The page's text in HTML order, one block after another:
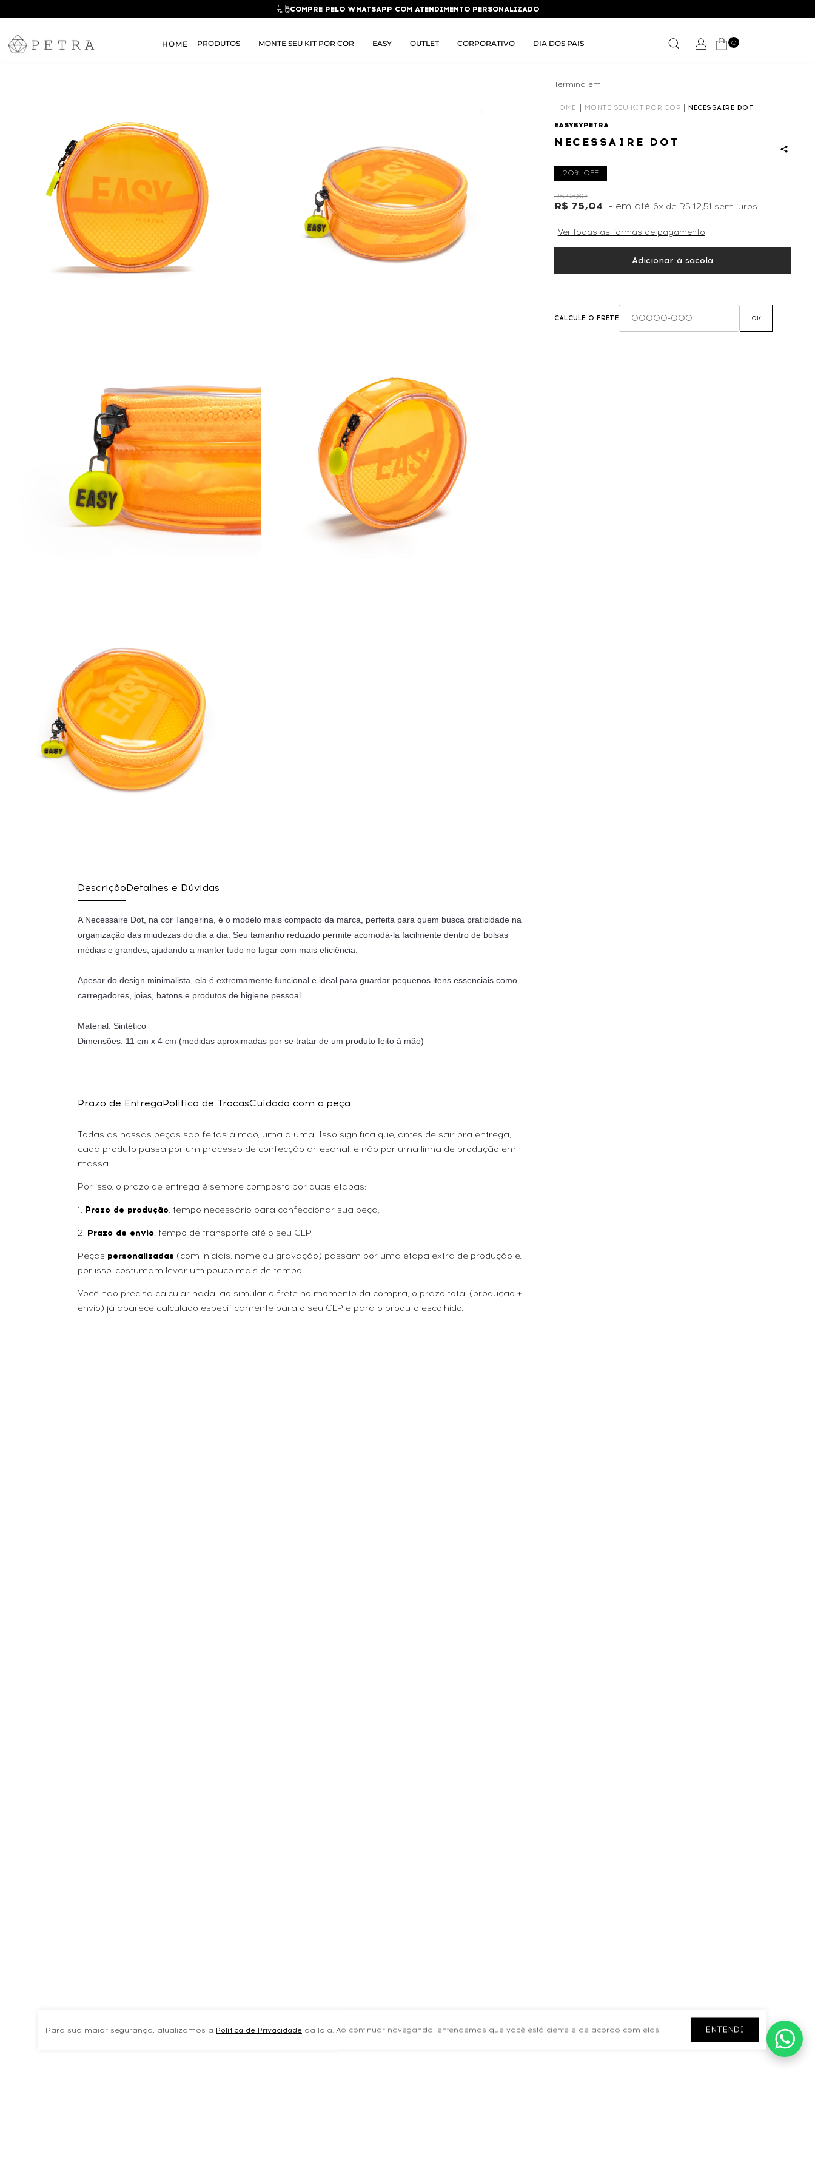
Para sua maior segurança, atualizamos a Política de Privacidade da loja. Ao continuar navegando, entendemos que você está ciente e de acordo com elas. ENTENDI
COMPRE PELO WHATSAPP COM ATENDIMENTO PERSONALIZADO
HOME PRODUTOS MONTE SEU KIT POR COR EASY OUTLET CORPORATIVO DIA DOS PAIS 0
DescriçãoDetalhes e Dúvidas
A Necessaire Dot, na cor Tangerina, é o modelo mais compacto da marca, perfeita para quem busca praticidade na
organização das miudezas do dia a dia. Seu tamanho reduzido permite acomodá-la facilmente dentro de bolsas
médias e grandes, ajudando a manter tudo no lugar com mais eficiência.
Apesar do design minimalista, ela é extremamente funcional e ideal para guardar pequenos itens essenciais como
carregadores, joias, batons e produtos de higiene pessoal.
Material: Sintético
Dimensões: 11 cm x 4 cm (medidas aproximadas por se tratar de um produto feito à mão)
Prazo de EntregaPolitica de TrocasCuidado com a peça
Todas as nossas peças são feitas à mão, uma a uma. Isso significa que, antes de sair pra entrega,
cada produto passa por um processo de confecção artesanal, e não por uma linha de produção em
massa.
Por isso, o prazo de entrega é sempre composto por duas etapas:
1. Prazo de produção, tempo necessário para confeccionar sua peça;
2. Prazo de envio, tempo de transporte até o seu CEP
Peças personalizadas (com iniciais, nome ou gravação) passam por uma etapa extra de produção e,
por isso, costumam levar um pouco mais de tempo.
Você não precisa calcular nada: ao simular o frete no momento da compra, o prazo total (produção +
envio) já aparece calculado especificamente para o seu CEP e para o produto escolhido.
Termina em
HOME MONTE SEU KIT POR COR NECESSAIRE DOT
EASYBYPETRA
NECESSAIRE DOT
20% OFF
R$ 93,80
R$ 75,04 6x de R$ 12,51 sem juros
Ver todas as formas de pagamento
Adicionar à sacola
,
CALCULE O FRETE OK